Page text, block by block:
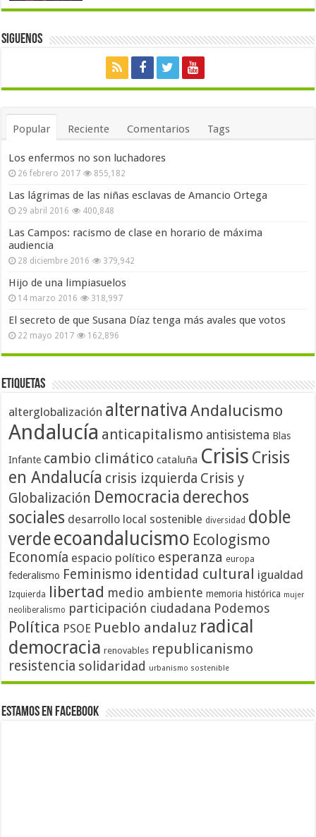
Siguenos
Popular Reciente Comentarios Tags
Los enfermos no son luchadores
26 febrero 2017 855,182
Las lágrimas de las niñas esclavas de Amancio Ortega
29 abril 2016 400,848
Las Campos: racismo de clase en horario de máxima
audiencia
28 diciembre 2016 379,942
Hijo de una limpiasuelos
14 marzo 2016 318,997
El secreto de que Susana Díaz tenga más avales que votos
22 mayo 2017 162,896
Etiquetas
alterglobalización alternativa Andalucismo
Andalucía anticapitalismo antisistema Blas
Infante cambio climático cataluña Crisis Crisis
en Andalucía crisis izquierda Crisis y
Globalización Democracia derechos
sociales desarrollo local sostenible diversidad doble
verdeecoandalucismo Ecologismo
Economía espacio político esperanza europa
federalismo Feminismo identidad cultural igualdad
Izquierda libertad medio ambiente memoria histórica mujer
neoliberalismo participación ciudadana Podemos
Política PSOE Pueblo andaluz radical
democracia renovables republicanismo
resistencia solidaridad urbanismo sostenible
Estamos en Facebook